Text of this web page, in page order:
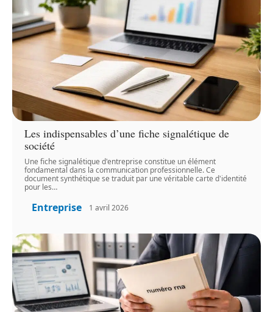
Les indispensables d’une fiche signalétique de
société
Une fiche signalétique d'entreprise constitue un élément
fondamental dans la communication professionnelle. Ce
document synthétique se traduit par une véritable carte d'identité
pour les…
Entreprise 1 avril 2026